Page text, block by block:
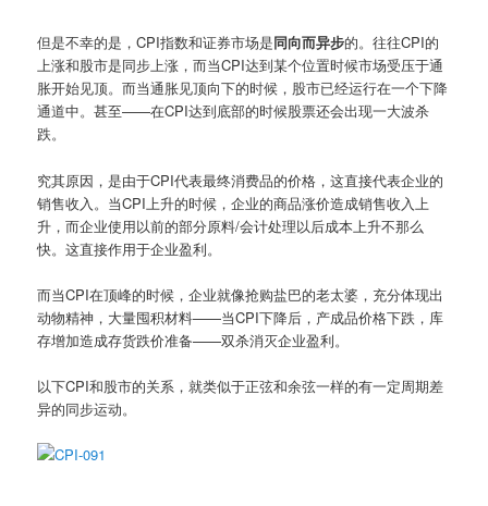
但是不幸的是，CPI指数和证券市场是同向而异步的。往往CPI的
上涨和股市是同步上涨，而当CPI达到某个位置时候市场受压于通
胀开始见顶。而当通胀见顶向下的时候，股市已经运行在一个下降
通道中。甚至——在CPI达到底部的时候股票还会出现一大波杀
跌。
究其原因，是由于CPI代表最终消费品的价格，这直接代表企业的
销售收入。当CPI上升的时候，企业的商品涨价造成销售收入上
升，而企业使用以前的部分原料/会计处理以后成本上升不那么
快。这直接作用于企业盈利。
而当CPI在顶峰的时候，企业就像抢购盐巴的老太婆，充分体现出
动物精神，大量囤积材料——当CPI下降后，产成品价格下跌，库
存增加造成存货跌价准备——双杀消灭企业盈利。
以下CPI和股市的关系，就类似于正弦和余弦一样的有一定周期差
异的同步运动。